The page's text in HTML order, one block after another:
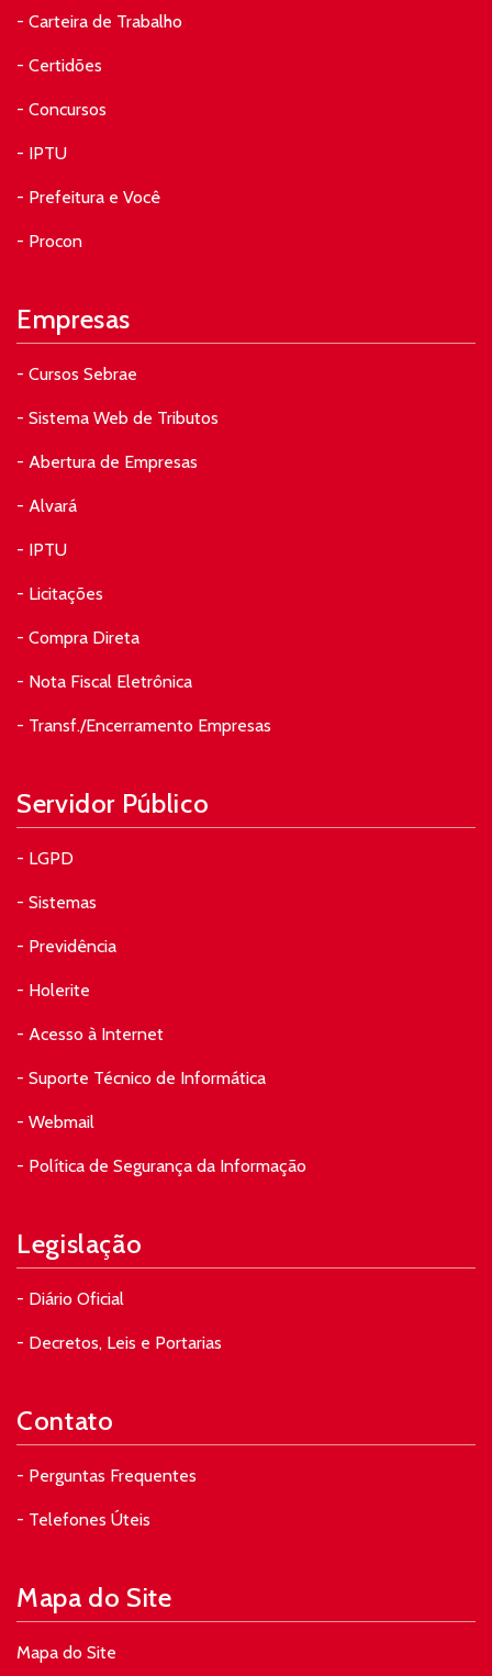
- Carteira de Trabalho
- Certidões
- Concursos
- IPTU
- Prefeitura e Você
- Procon
Empresas
- Cursos Sebrae
- Sistema Web de Tributos
- Abertura de Empresas
- Alvará
- IPTU
- Licitações
- Compra Direta
- Nota Fiscal Eletrônica
- Transf./Encerramento Empresas
Servidor Público
- LGPD
- Sistemas
- Previdência
- Holerite
- Acesso à Internet
- Suporte Técnico de Informática
- Webmail
- Política de Segurança da Informação
Legislação
- Diário Oficial
- Decretos, Leis e Portarias
Contato
- Perguntas Frequentes
- Telefones Úteis
Mapa do Site
Mapa do Site